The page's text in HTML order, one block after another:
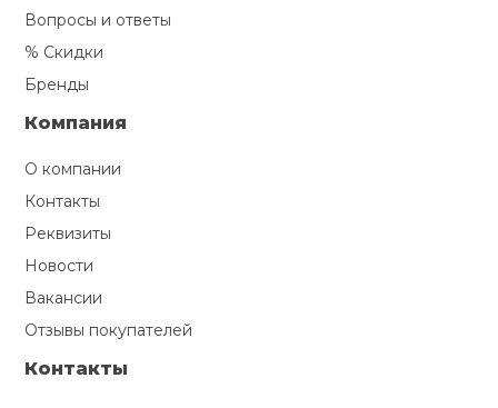
Вопросы и ответы
% Скидки
Бренды
Компания
О компании
Контакты
Реквизиты
Новости
Вакансии
Отзывы покупателей
Контакты